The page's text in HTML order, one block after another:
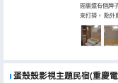
間裏還有個牌
來打掃。 點外
蛋殼殼影視主題民宿(重慶